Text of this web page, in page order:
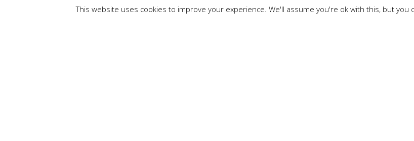
This website uses cookies to improve your experience. We'll assume you're ok with this, but you